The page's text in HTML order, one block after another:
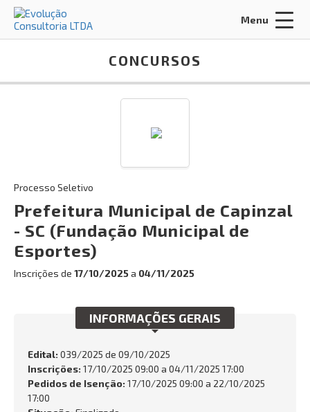
Acessar Área do Candidato:
ENTRAR
Esqueci a minha senha
INÍCIO
CERTIFICADOS
Busca:
Menu
CONCURSOS
Processo Seletivo
Prefeitura Municipal de Capinzal
- SC (Fundação Municipal de
Esportes)
Inscrições de 17/10/2025a 04/11/2025
INFORMAÇÕES GERAIS
Edital: 039/2025 de 09/10/2025
Inscrições: 17/10/2025 09:00 a 04/11/2025 17:00
Pedidos de Isenção: 17/10/2025 09:00 a 22/10/2025
17:00